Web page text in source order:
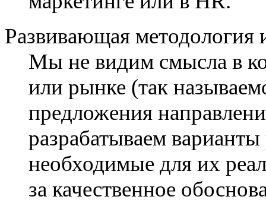
Развивающая методология
Мы не видим смысла в
или рынке (так
предложения
разрабатываем
необходимые для их
за качественное